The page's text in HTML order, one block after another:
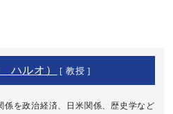
ルオ） [ 教授 ]
係を政治経済、日米関係、歴史学など